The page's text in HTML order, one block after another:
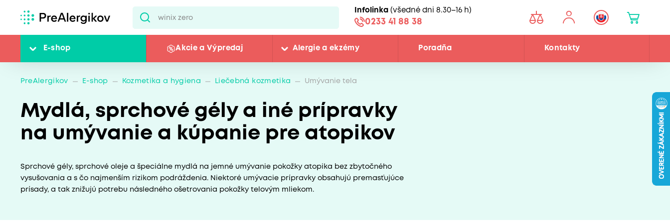
Infolinka (všedné dni 8.30–16 h)
0233 41 88 38
E-shop Akcie a Výpredaj Alergie a ekzémy Poradňa Kontakty
PreAlergikov E-shop Kozmetika a hygiena Liečebná kozmetika Umývanie tela
Mydlá, sprchové gély a iné prípravky
na umývanie a kúpanie pre atopikov
Sprchové gély, sprchové oleje a špeciálne mydlá na jemné umývanie pokožky atopika bez zbytočného
vysušovania a s čo najmenším rizikom podráždenia. Niektoré umývacie prípravky obsahujú premasťujúce
prísady, a tak znižujú potrebu následného ošetrovania pokožky telovým mliekom.